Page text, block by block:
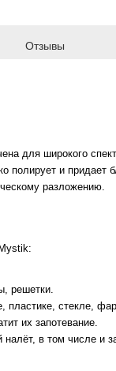
Отзывы
для широкого
и придает
разложению.
решетки.
стекле,
их запотевание.
в том числе и